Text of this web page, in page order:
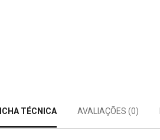
TÉCNICA AVALIAÇÕES (0)